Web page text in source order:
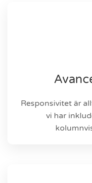
Responsivitet är
vi har